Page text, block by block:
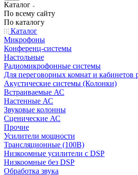
Каталог
По всему сайту
По каталогу
Каталог
Микрофоны
Конференц-системы
Настольные
Радиомикрофонные системы
Для переговорных комнат и кабинетов
Акустические системы (Колонки)
Встраиваемые АС
Настенные АС
Звуковые колонны
Сценические АС
Прочие
Усилители мощности
Трансляционные (100В)
Низкоомные усилители с DSP
Низкоомные без DSP
Обработка звука